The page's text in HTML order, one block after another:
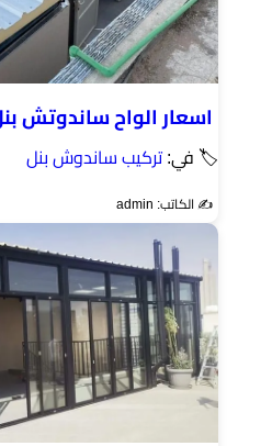
اسعار الواح ساندوتش
🏷 في:تركيب ساندوش بنل
✍️ الكاتب: admin